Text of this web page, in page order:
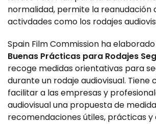
normalidad, permite la reanudación
activdades como los rodajes
Spain Film Commission ha
Buenas Prácticas para Rodajes
recoge medidas orientativas para
durante un rodaje audiovisual. Tiene
facilitar a las empresas y
audiovisual una propuesta de
recomendaciones útiles, prácticas